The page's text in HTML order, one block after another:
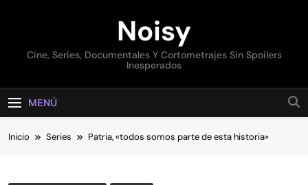
Noisy
Cine, Series, Documentales Y Cortometrajes Sin Spoilers
Inesperados
MENÚ
Inicio Series Patria, «todos somos parte de esta historia»